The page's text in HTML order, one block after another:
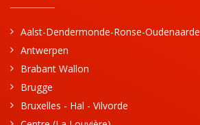
Aalst-Dendermonde-Ronse-Oudenaarde
Antwerpen
Brabant Wallon
Brugge
Bruxelles - Hal - Vilvorde